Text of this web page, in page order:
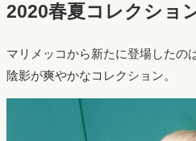
2020春夏コレクショ
マリメッコから新たに登場したの
陰影が爽やかなコレクション。